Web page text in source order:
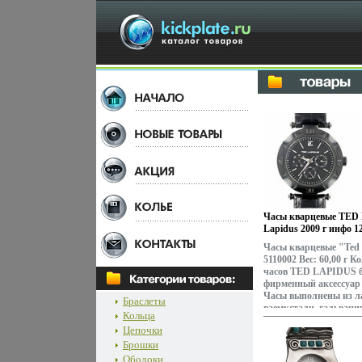
Браслеты
Кольца
Цепочки
Брошки
Ободоки
Часы кварцевые TED
Lapidus 2009 г инфо
Часы кварцевые
5110002 Вес: 60,00 г
часов TED LAPIDUS
фирменный
Часы выполнены из
ваемкстали,
кварцевый механизм
производства, имеют
водозащиты,
натуральных